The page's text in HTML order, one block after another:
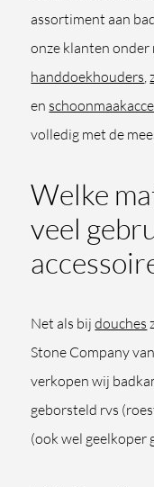
assortiment aan
onze klanten onder
handdoekhouders,
en
volledig met de
Welke
veel
Net als bijdouches
Stone Company
verkopen wij
geborsteld rvs
(ook wel geelkoper